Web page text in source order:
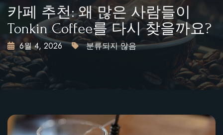
문의하기
테이블 예약하기
X
카페 추천: 왜 많은 사람들이
Tonkin Coffee를 다시 찾을까요?
6월 4, 2026 분류되지 않음